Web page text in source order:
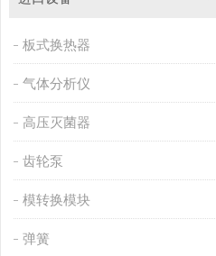
板式换热器
气体分析仪
高压灭菌器
齿轮泵
模转换模块
弹簧